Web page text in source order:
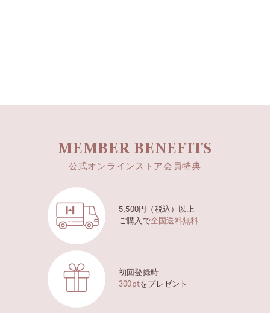
MEMBER BENEFITS
公式オンラインストア会員特典
5,500円（税込）以上
ご購入で全国送料無料
初回登録時
300ptをプレゼント